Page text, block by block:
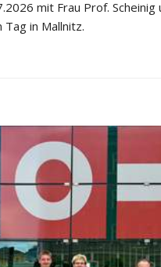
mit Frau Prof. Scheinig
in Mallnitz.